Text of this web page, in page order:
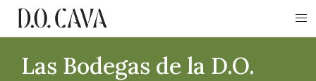
Las Bodegas de la D.O.